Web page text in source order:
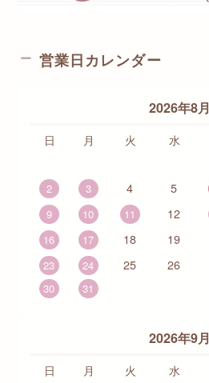
営業日カレンダー
2026年8月
日 月 火 水
2 3 4 5
9 10 11 12
16
17 18 19
23 24 25 26
30 31
2026年9月
日 月 火 水